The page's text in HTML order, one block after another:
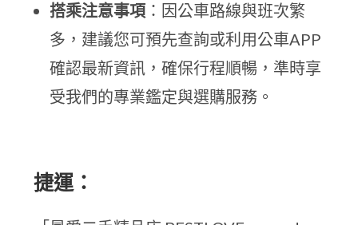
搭乘注意事項 ：因公車路線與班次繁
多，建議您可預先查詢或利用公車APP
確認最新資訊，確保行程順暢，準時享
受我們的專業鑑定與選購服務。
捷運：